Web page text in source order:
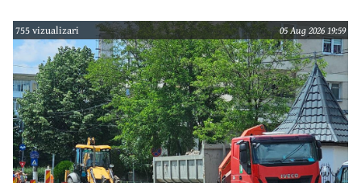
755 vizualizari 05 Aug 2026 19:59